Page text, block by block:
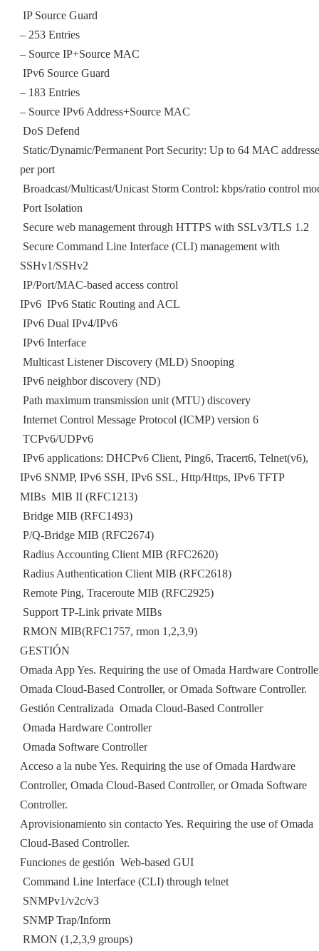
 IP Source Guard
– 253 Entries
– Source IP+Source MAC
 IPv6 Source Guard
– 183 Entries
– Source IPv6 Address+Source MAC
 DoS Defend
 Static/Dynamic/Permanent Port Security: Up to 64 MAC
per port
 Broadcast/Multicast/Unicast Storm Control: kbps/ratio control
 Port Isolation
 Secure web management through HTTPS with SSLv3/TLS 1.2
 Secure Command Line Interface (CLI) management with
SSHv1/SSHv2
 IP/Port/MAC-based access control
IPv6  IPv6 Static Routing and ACL
 IPv6 Dual IPv4/IPv6
 IPv6 Interface
 Multicast Listener Discovery (MLD) Snooping
 IPv6 neighbor discovery (ND)
 Path maximum transmission unit (MTU) discovery
 Internet Control Message Protocol (ICMP) version 6
 TCPv6/UDPv6
 IPv6 applications: DHCPv6 Client, Ping6, Tracert6, Telnet(v6),
IPv6 SNMP, IPv6 SSH, IPv6 SSL, Http/Https, IPv6 TFTP
MIBs  MIB II (RFC1213)
 Bridge MIB (RFC1493)
 P/Q-Bridge MIB (RFC2674)
 Radius Accounting Client MIB (RFC2620)
 Radius Authentication Client MIB (RFC2618)
 Remote Ping, Traceroute MIB (RFC2925)
 Support TP-Link private MIBs
 RMON MIB(RFC1757, rmon 1,2,3,9)
GESTIÓN
Omada App Yes. Requiring the use of Omada Hardware
Omada Cloud-Based Controller, or Omada Software Controller.
Gestión Centralizada  Omada Cloud-Based Controller
 Omada Hardware Controller
 Omada Software Controller
Acceso a la nube Yes. Requiring the use of Omada Hardware
Controller, Omada Cloud-Based Controller, or Omada Software
Controller.
Aprovisionamiento sin contacto Yes. Requiring the use of Omada
Cloud-Based Controller.
Funciones de gestión  Web-based GUI
 Command Line Interface (CLI) through telnet
 SNMPv1/v2c/v3
 SNMP Trap/Inform
 RMON (1,2,3,9 groups)